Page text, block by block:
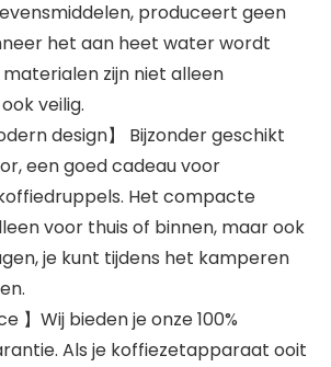
produceert geen
het aan heet water wordt
zijn niet alleen
veilig.
design】 Bijzonder geschikt
een goed cadeau voor
Het compacte
voor thuis of binnen, maar ook
je kunt tijdens het kamperen
】Wij bieden je onze 100%
Als je koffiezetapparaat ooit